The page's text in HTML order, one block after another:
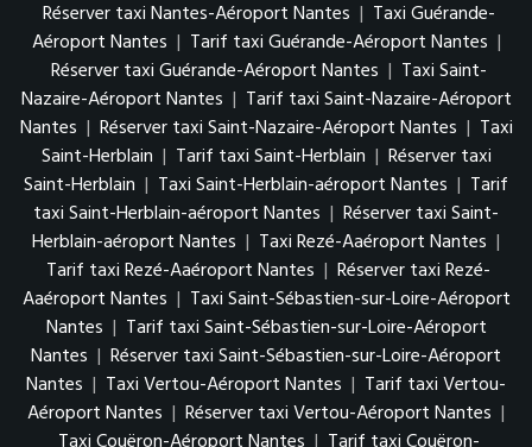
Réserver taxi Nantes-Aéroport Nantes | Taxi Guérande-
Aéroport Nantes | Tarif taxi Guérande-Aéroport Nantes |
Réserver taxi Guérande-Aéroport Nantes | Taxi Saint-
Nazaire-Aéroport Nantes | Tarif taxi Saint-Nazaire-Aéroport
Nantes | Réserver taxi Saint-Nazaire-Aéroport Nantes | Taxi
Saint-Herblain | Tarif taxi Saint-Herblain | Réserver taxi
Saint-Herblain | Taxi Saint-Herblain-aéroport Nantes | Tarif
taxi Saint-Herblain-aéroport Nantes | Réserver taxi Saint-
Herblain-aéroport Nantes | Taxi Rezé-Aaéroport Nantes |
Tarif taxi Rezé-Aaéroport Nantes | Réserver taxi Rezé-
Aaéroport Nantes | Taxi Saint-Sébastien-sur-Loire-Aéroport
Nantes | Tarif taxi Saint-Sébastien-sur-Loire-Aéroport
Nantes | Réserver taxi Saint-Sébastien-sur-Loire-Aéroport
Nantes | Taxi Vertou-Aéroport Nantes | Tarif taxi Vertou-
Aéroport Nantes | Réserver taxi Vertou-Aéroport Nantes |